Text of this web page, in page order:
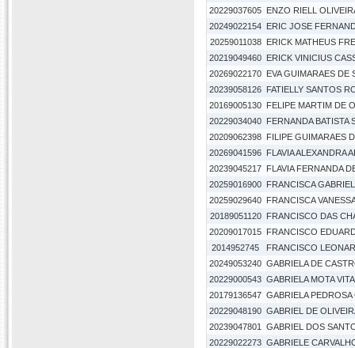
20229037605 ENZO RIELL
20249022154 ERIC JOSE
20259011038
ERICK MATHEUS
20219049460 ERICK VINICIUS
20269022170 EVA GUIMARAES DE
20239058126 FATIELLY SANTOS
20169005130 FELIPE MARTIM DE
20229034040 FERNANDA BATISTA
20209062398 FILIPE GUIMARAES
20269041596 FLAVIA ALEXANDRA
20239045217 FLAVIA FERNANDA
20259016900 FRANCISCA
20259029640 FRANCISCA
20189051120
FRANCISCO DAS
20209017015 FRANCISCO
2014952745
FRANCISCO
20249053240 GABRIELA DE
20229000543 GABRIELA MOTA
20179136547 GABRIELA PEDROSA
20229048190 GABRIEL DE
20239047801
GABRIEL DOS
20229022273 GABRIELE